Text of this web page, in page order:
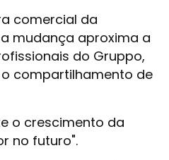
comercial da
mudança aproxima a
do Gruppo,
compartilhamento de
o crescimento da
no futuro".